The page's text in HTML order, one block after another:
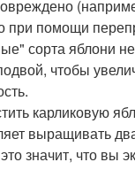
при помощи
сорта яблони
чтобы
карликовую
выращивать
значит, что вы